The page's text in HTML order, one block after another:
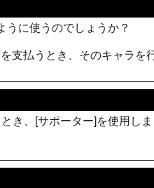
うに使うのでしょうか？
支払うとき、そのキャラ
き、[サポーター]を使用し